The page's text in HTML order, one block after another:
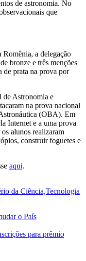
de astronomia. No
que
a delegação
bronze e três menções
de prata na prova por
de Astronomia e
na prova nacional
(OBA). Em
Internet e a uma prova
alunos realizaram
construir foguetes e
aqui.
da Ciência,Tecnologia
o País
para prêmio